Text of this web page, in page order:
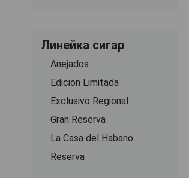
Линейка сигар
Anejados
Edicion Limitada
Exclusivo Regional
Gran Reserva
La Casa del Habano
Reserva